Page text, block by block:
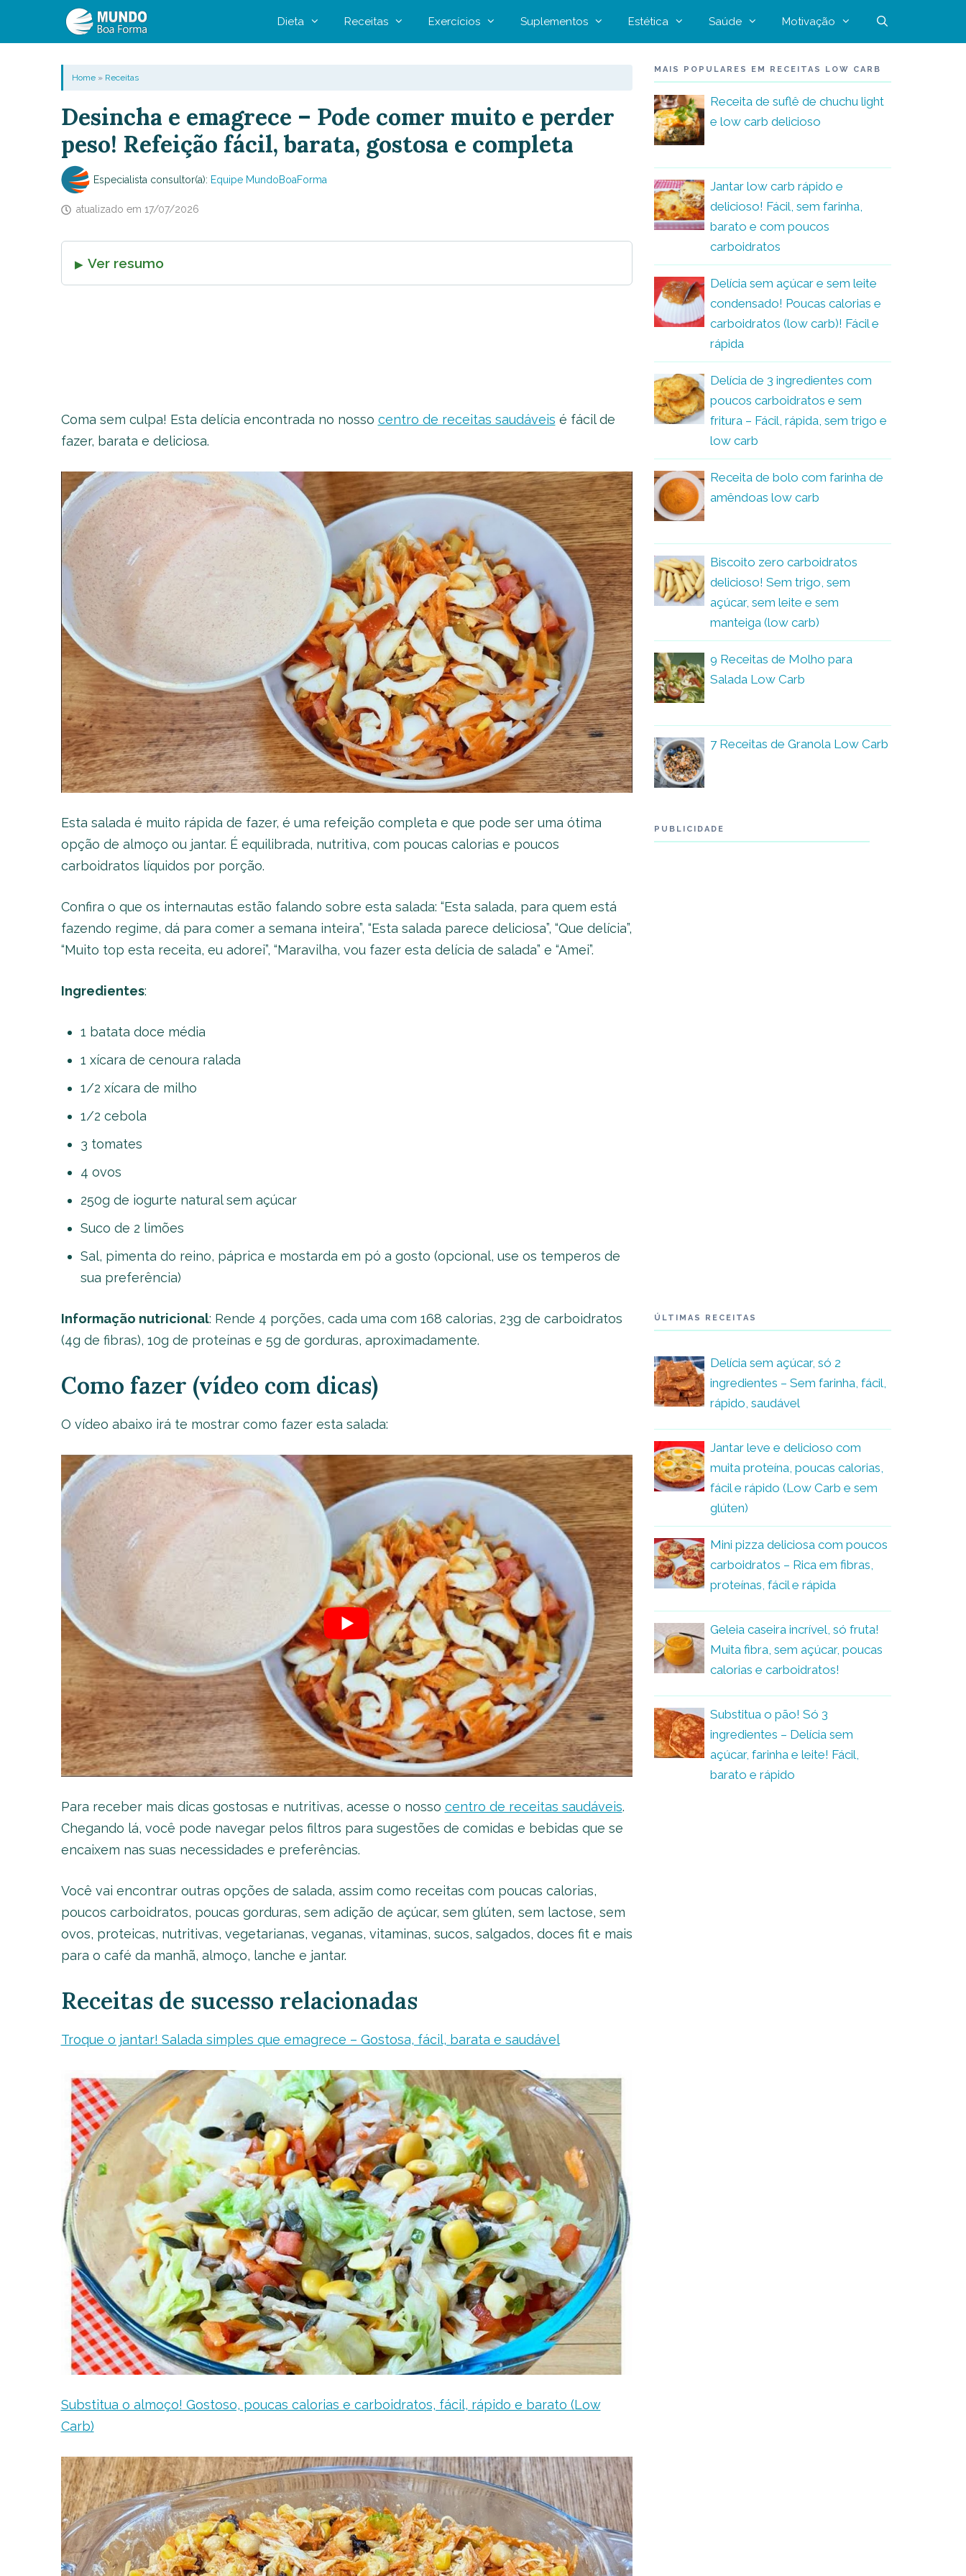
Dieta Receitas Exercícios Suplementos Estética Saúde Motivação
Home» Receitas
Desincha e emagrece – Pode comer muito e perder
peso! Refeição fácil, barata, gostosa e completa
Especialista consultor(a): Equipe MundoBoaForma
atualizado em 17/07/2026
Ver resumo
Coma sem culpa! Esta delícia encontrada no nosso centro de receitas saudáveis é fácil de
fazer, barata e deliciosa.
Esta salada é muito rápida de fazer, é uma refeição completa e que pode ser uma ótima
opção de almoço ou jantar. É equilibrada, nutritiva, com poucas calorias e poucos
carboidratos líquidos por porção.
Confira o que os internautas estão falando sobre esta salada: “Esta salada, para quem está
fazendo regime, dá para comer a semana inteira”, “Esta salada parece deliciosa”, “Que delícia”,
“Muito top esta receita, eu adorei”, “Maravilha, vou fazer esta delícia de salada” e “Amei”.
Ingredientes:
1 batata doce média
1 xícara de cenoura ralada
1/2 xícara de milho
1/2 cebola
3 tomates
4 ovos
250g de iogurte natural sem açúcar
Suco de 2 limões
Sal, pimenta do reino, páprica e mostarda em pó a gosto (opcional, use os temperos de
sua preferência)
Informação nutricional: Rende 4 porções, cada uma com 168 calorias, 23g de carboidratos
(4g de fibras), 10g de proteínas e 5g de gorduras, aproximadamente.
Como fazer (vídeo com dicas)
O vídeo abaixo irá te mostrar como fazer esta salada:
Para receber mais dicas gostosas e nutritivas, acesse o nosso centro de receitas saudáveis.
Chegando lá, você pode navegar pelos filtros para sugestões de comidas e bebidas que se
encaixem nas suas necessidades e preferências.
Você vai encontrar outras opções de salada, assim como receitas com poucas calorias,
poucos carboidratos, poucas gorduras, sem adição de açúcar, sem glúten, sem lactose, sem
ovos, proteicas, nutritivas, vegetarianas, veganas, vitaminas, sucos, salgados, doces fit e mais
para o café da manhã, almoço, lanche e jantar.
Receitas de sucesso relacionadas
Troque o jantar! Salada simples que emagrece – Gostosa, fácil, barata e saudável
Substitua o almoço! Gostoso, poucas calorias e carboidratos, fácil, rápido e barato (Low
Carb)
MAIS POPULARES EM RECEITAS LOW CARB
Receita de suflê de chuchu light
e low carb delicioso
Jantar low carb rápido e
delicioso! Fácil, sem farinha,
barato e com poucos
carboidratos
Delícia sem açúcar e sem leite
condensado! Poucas calorias e
carboidratos (low carb)! Fácil e
rápida
Delícia de 3 ingredientes com
poucos carboidratos e sem
fritura – Fácil, rápida, sem trigo e
low carb
Receita de bolo com farinha de
amêndoas low carb
Biscoito zero carboidratos
delicioso! Sem trigo, sem
açúcar, sem leite e sem
manteiga (low carb)
9 Receitas de Molho para
Salada Low Carb
7 Receitas de Granola Low Carb
PUBLICIDADE
ÚLTIMAS RECEITAS
Delícia sem açúcar, só 2
ingredientes – Sem farinha, fácil,
rápido, saudável
Jantar leve e delicioso com
muita proteína, poucas calorias,
fácil e rápido (Low Carb e sem
glúten)
Mini pizza deliciosa com poucos
carboidratos – Rica em fibras,
proteínas, fácil e rápida
Geleia caseira incrível, só fruta!
Muita fibra, sem açúcar, poucas
calorias e carboidratos!
Substitua o pão! Só 3
ingredientes – Delícia sem
açúcar, farinha e leite! Fácil,
barato e rápido